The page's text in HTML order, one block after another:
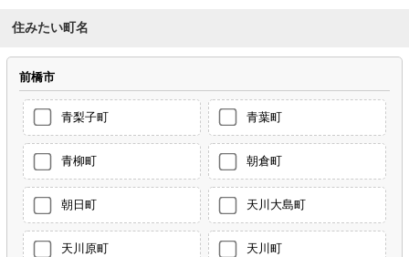
住みたい町名
前橋市
青梨子町 青葉町
青柳町 朝倉町
朝日町 天川大島町
天川原町 天川町